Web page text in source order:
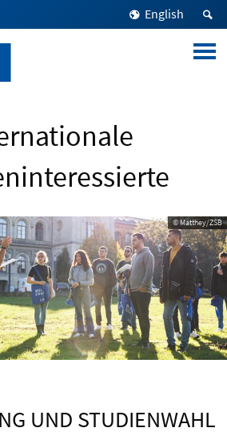
English
© Matthey/ZSB
UND STUDIENWAHL